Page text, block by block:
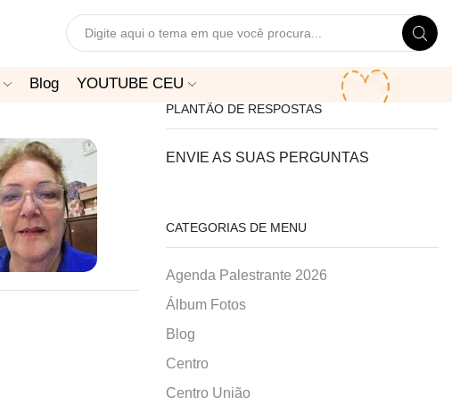
Search
Blog YOUTUBE CEU
PLANTÃO DE RESPOSTAS
ENVIE AS SUAS PERGUNTAS
CATEGORIAS DE MENU
Agenda Palestrante 2026
Álbum Fotos
Blog
Centro
Centro União